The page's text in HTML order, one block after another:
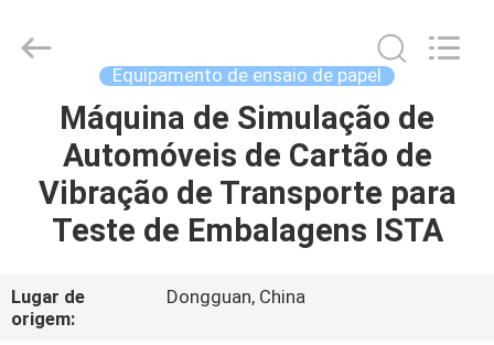
CASA
PRODUTOS
NÓS
Rights
Reserved.
Equipamento de ensaio de papel
Máquina de Simulação de
Automóveis de Cartão de
Vibração de Transporte para
Teste de Embalagens ISTA
Lugar de
origem:
Dongguan, China